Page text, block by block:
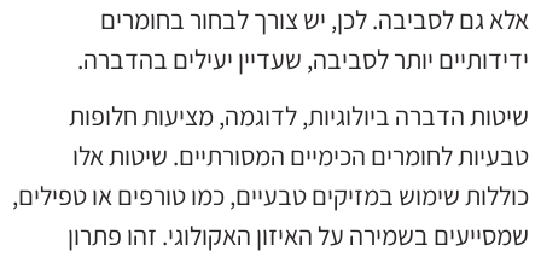
אלא גם לסביבה. לכן, יש צורך לבחור בחומרים
ידידותיים יותר לסביבה, שעדיין יעילים בהדברה.
שיטות הדברה ביולוגיות, לדוגמה, מציעות חלופות
טבעיות לחומרים הכימיים המסורתיים. שיטות אלו
כוללות שימוש במזיקים טבעיים, כמו טורפים או טפילים,
שמסייעים בשמירה על האיזון האקולוגי. זהו פתרון